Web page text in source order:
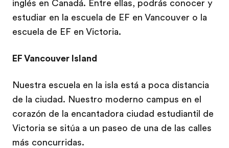
inglés en Canadá. Entre ellas, podrás conocer y
estudiar en la escuela de EF en Vancouver o la
escuela de EF en Victoria.
EF Vancouver Island
Nuestra escuela en la isla está a poca distancia
de la ciudad. Nuestro moderno campus en el
corazón de la encantadora ciudad estudiantil de
Victoria se sitúa a un paseo de una de las calles
más concurridas.